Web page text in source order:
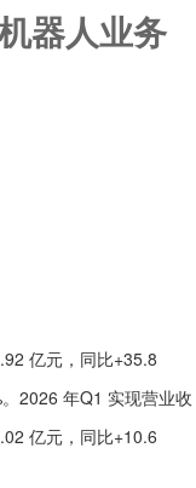
器人业务
亿元，同比+35.8
2026 年Q1 实现营业收
亿元，同比+10.6